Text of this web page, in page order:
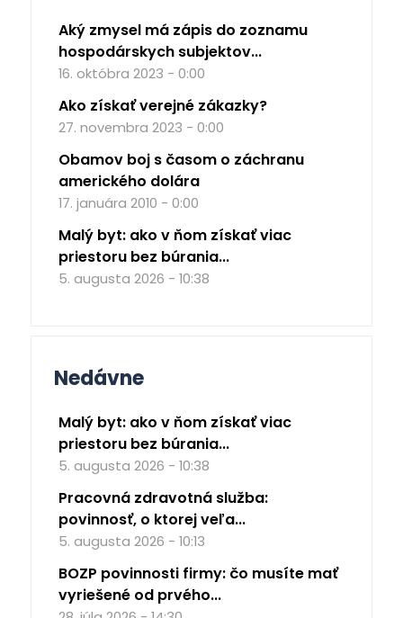
Aký zmysel má zápis do zoznamu
hospodárskych subjektov...
16. októbra 2023 - 0:00
Ako získať verejné zákazky?
27. novembra 2023 - 0:00
Obamov boj s časom o záchranu
amerického dolára
17. januára 2010 - 0:00
Malý byt: ako v ňom získať viac
priestoru bez búrania...
5. augusta 2026 - 10:38
Nedávne
Malý byt: ako v ňom získať viac
priestoru bez búrania...
5. augusta 2026 - 10:38
Pracovná zdravotná služba:
povinnosť, o ktorej veľa...
5. augusta 2026 - 10:13
BOZP povinnosti firmy: čo musíte mať
vyriešené od prvého...